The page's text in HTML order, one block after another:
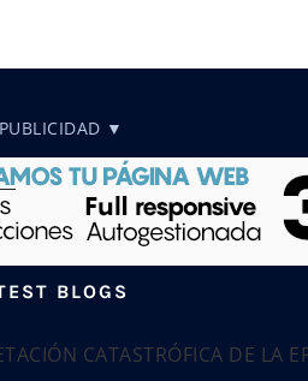
▼
BLOGS
CATASTRÓFICA DE LA